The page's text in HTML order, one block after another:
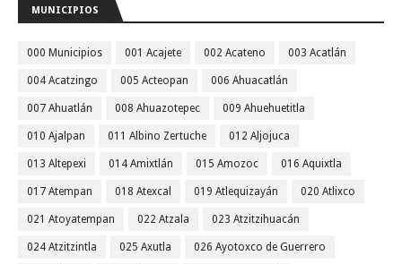
MUNICIPIOS
000 Municipios 001 Acajete 002 Acateno 003 Acatlán
004 Acatzingo 005 Acteopan 006 Ahuacatlán
007 Ahuatlán 008 Ahuazotepec 009 Ahuehuetitla
010 Ajalpan 011 Albino Zertuche 012 Aljojuca
013 Altepexi 014 Amixtlán 015 Amozoc 016 Aquixtla
017 Atempan 018 Atexcal 019 Atlequizayán 020 Atlixco
021 Atoyatempan 022 Atzala 023 Atzitzihuacán
024 Atzitzintla 025 Axutla 026 Ayotoxco de Guerrero